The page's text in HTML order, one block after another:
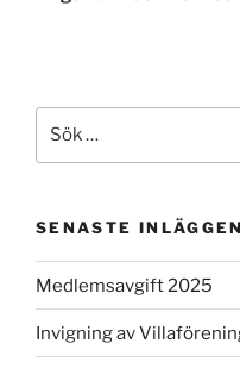
efter:
SENASTE INLÄGGEN
Medlemsavgift 2025
Invigning av